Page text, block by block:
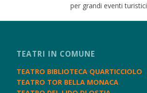
per grandi eventi turistici
TEATRI IN COMUNE
TEATRO BIBLIOTECA QUARTICCIOLO
TEATRO TOR BELLA MONACA